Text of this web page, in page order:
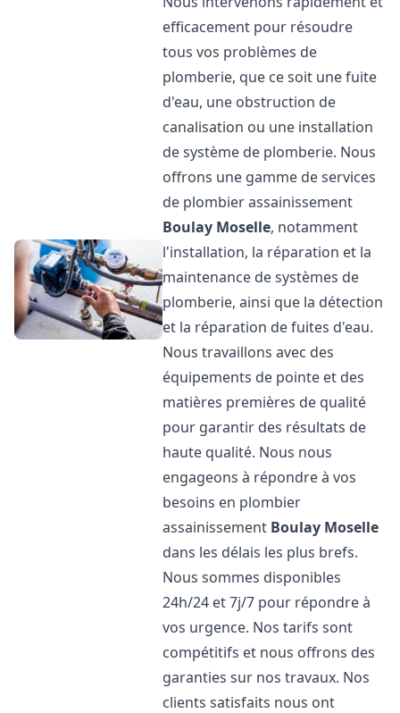
efficacement pour résoudre
tous vos problèmes de
plomberie, que ce soit une fuite
d'eau, une obstruction de
canalisation ou une installation
de système de plomberie. Nous
offrons une gamme de services
de plombier assainissement
Boulay Moselle, notamment
l'installation, la réparation et la
maintenance de systèmes de
plomberie, ainsi que la détection
et la réparation de fuites d'eau.
Nous travaillons avec des
équipements de pointe et des
matières premières de qualité
pour garantir des résultats de
haute qualité. Nous nous
engageons à répondre à vos
besoins en plombier
assainissement Boulay Moselle
dans les délais les plus brefs.
Nous sommes disponibles
24h/24 et 7j/7 pour répondre à
vos urgence. Nos tarifs sont
compétitifs et nous offrons des
garanties sur nos travaux. Nos
clients satisfaits nous ont